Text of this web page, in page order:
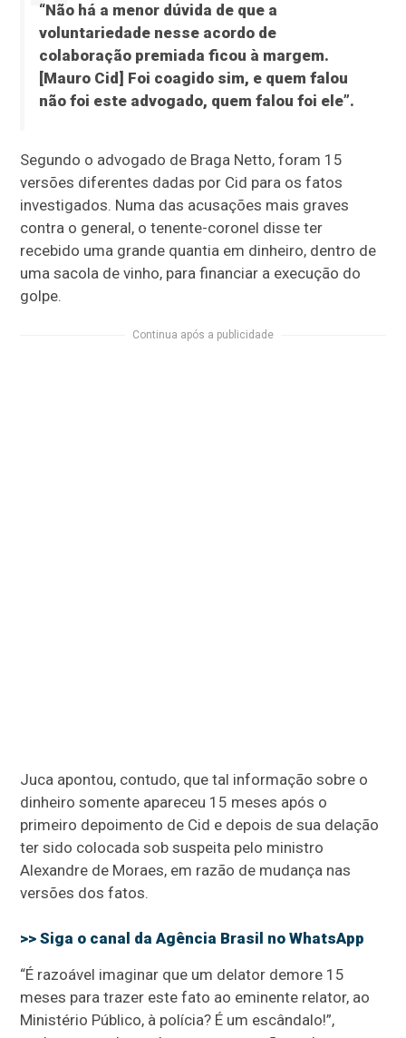
“Não há a menor dúvida de que a
voluntariedade nesse acordo de
colaboração premiada ficou à margem.
[Mauro Cid] Foi coagido sim, e quem falou
não foi este advogado, quem falou foi ele”.
Segundo o advogado de Braga Netto, foram 15
versões diferentes dadas por Cid para os fatos
investigados. Numa das acusações mais graves
contra o general, o tenente-coronel disse ter
recebido uma grande quantia em dinheiro, dentro de
uma sacola de vinho, para financiar a execução do
golpe.
Continua após a publicidade
Juca apontou, contudo, que tal informação sobre o
dinheiro somente apareceu 15 meses após o
primeiro depoimento de Cid e depois de sua delação
ter sido colocada sob suspeita pelo ministro
Alexandre de Moraes, em razão de mudança nas
versões dos fatos.
>> Siga o canal daAgência Brasil no WhatsApp
“É razoável imaginar que um delator demore 15
meses para trazer este fato ao eminente relator, ao
Ministério Público, à polícia? É um escândalo!”,